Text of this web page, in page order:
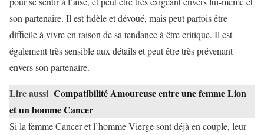
son partenaire. Il est fidèle et dévoué, mais peut parfois être
difficile à vivre en raison de sa tendance à être critique. Il est
également très sensible aux détails et peut être très prévenant
envers son partenaire.
Lire aussi Compatibilité Amoureuse entre une femme Lion
et un homme Cancer
Si la femme Cancer et l’homme Vierge sont déjà en couple, leur